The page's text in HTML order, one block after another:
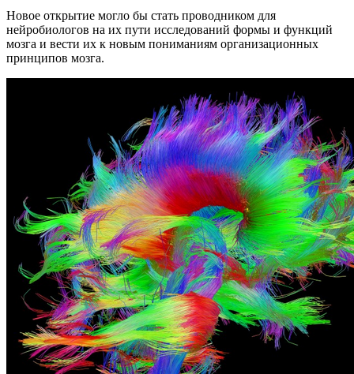
Новое открытие могло бы стать проводником для
нейробиологов на их пути исследований формы и функций
мозга и вести их к новым пониманиям организационных
принципов мозга.